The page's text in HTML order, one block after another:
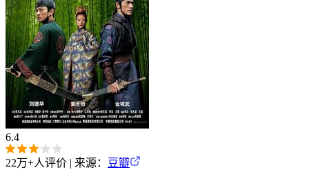
6.4
22万+人评价 | 来源：
豆瓣